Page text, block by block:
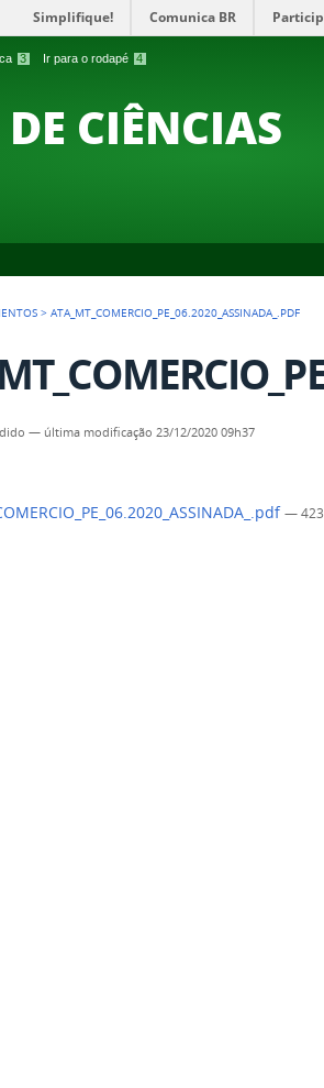
3 Ir para o rodapé 4
Simplifique! Comunica BR
CIÊNCIAS
>ATA_MT_COMERCIO_PE_06.2020_ASSINADA_.PDF
— última modificação 23/12/2020 09h37
— 423